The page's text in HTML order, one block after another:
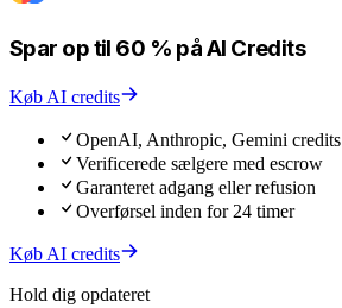
Spar op til 60 % på AI Credits
Køb AI credits
OpenAI, Anthropic, Gemini credits
Verificerede sælgere med escrow
Garanteret adgang eller refusion
Overførsel inden for 24 timer
Køb AI credits
Hold dig opdateret